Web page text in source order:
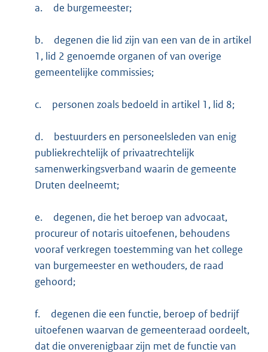
a. de burgemeester;
b.
degenen die lid zijn van een van de in artikel
1, lid 2 genoemde organen of van overige
gemeentelijke commissies;
c. personen zoals bedoeld in artikel 1, lid 8;
d.
bestuurders en personeelsleden van enig
publiekrechtelijk of privaatrechtelijk
samenwerkingsverband waarin de gemeente
Druten deelneemt;
e.
degenen, die het beroep van advocaat,
procureur of notaris uitoefenen, behoudens
vooraf verkregen toestemming van het college
van burgemeester en wethouders, de raad
gehoord;
f.
degenen die een functie, beroep of bedrijf
uitoefenen waarvan de gemeenteraad oordeelt,
dat die onverenigbaar zijn met de functie van